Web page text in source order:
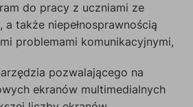
do pracy z uczniami ze
także niepełnosprawnością
problemami komunikacyjnymi,
pozwalającego na
ekranów multimedialnych